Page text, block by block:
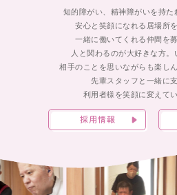
知的障がい、精神障がいを持た
安心と笑顔になれる居場所
一緒に働いてくれる仲間を
人と関わるのが大好きな方。
相手のことを思いながらも楽し
先輩スタッフと一緒に
利用者様を笑顔に変えて
採用情報